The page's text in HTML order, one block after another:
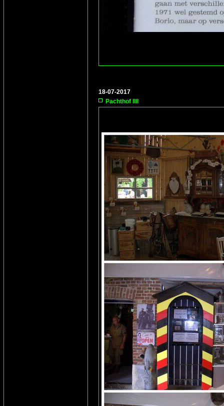
18-07-2017
Pachthof IIII